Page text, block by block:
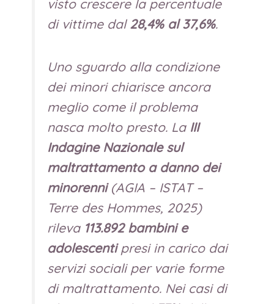
visto crescere la percentuale
di vittime dal28,4% al 37,6%.
Uno sguardo alla condizione
dei minori chiarisce ancora
meglio come il problema
nasca molto presto. La III
Indagine Nazionale sul
maltrattamento a danno dei
minorenni(AGIA – ISTAT –
Terre des Hommes, 2025)
rileva 113.892 bambini e
adolescentipresi in carico dai
servizi sociali per varie forme
di maltrattamento. Nei casi di